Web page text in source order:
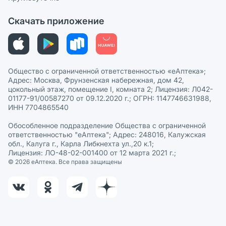
Политика рекомендаций
Этика и соответствие
Политика в отношении обработки персональных данных
Скачать приложение
Общество с ограниченной ответственностью «еАптека»;
Адрес: Москва, Фрунзенская набережная, дом 42,
цокольный этаж, помещение I, комната 2; Лицензия: Л042-
01177-91/00587270 от 09.12.2020 г.; ОГРН: 1147746631988,
ИНН 7704865540
Обособленное подразделение Общества с ограниченной
ответственностью "еАптека"; Адрес: 248016, Калужская
обл., Калуга г., Карла Либкнехта ул.,20 к.1;
Лицензия: ЛО-48-02-001400 от 12 марта 2021 г.;
© 2026 eАптека. Все права защищены